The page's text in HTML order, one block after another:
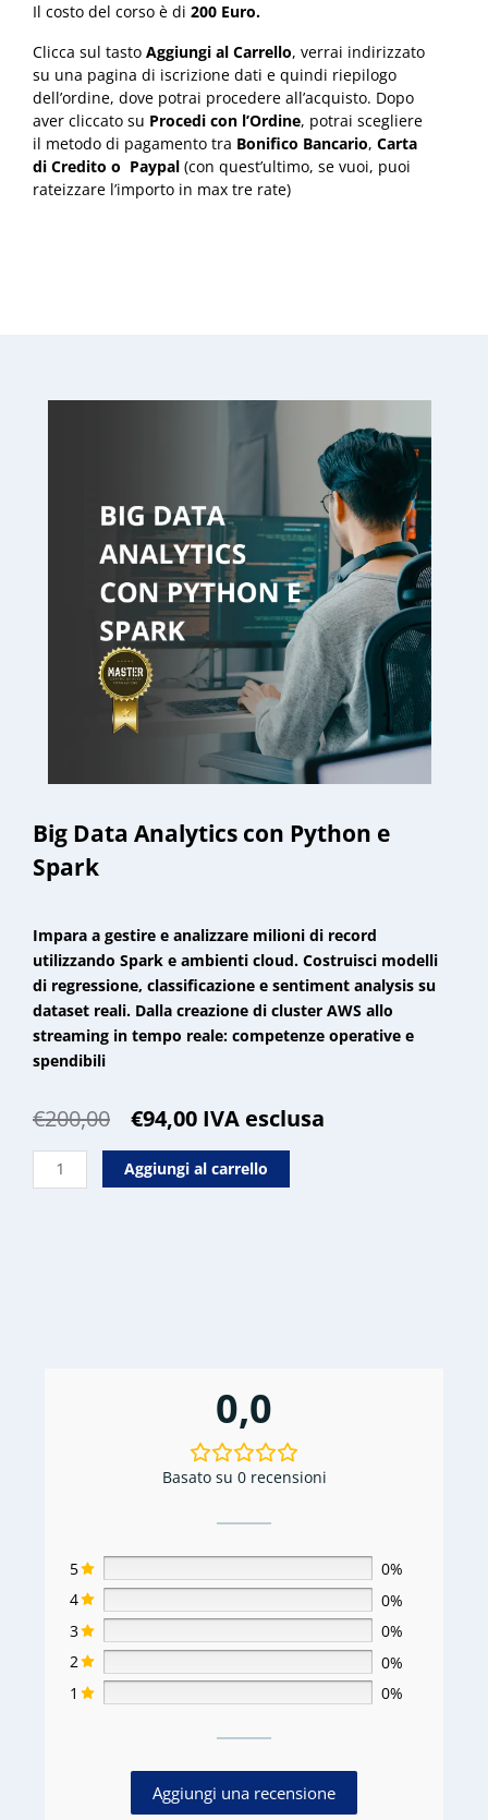
Il costo del corso è di 200 Euro.
Clicca sul tasto Aggiungi al Carrello, verrai indirizzato
su una pagina di iscrizione dati e quindi riepilogo
dell’ordine, dove potrai procedere all’acquisto. Dopo
aver cliccato su Procedi con l’Ordine, potrai scegliere
il metodo di pagamento tra Bonifico Bancario, Carta
di Credito o Paypal (con quest’ultimo, se vuoi, puoi
rateizzare l’importo in max tre rate)
Big Data Analytics con Python e
Spark
Impara a gestire e analizzare milioni di record
utilizzando Spark e ambienti cloud. Costruisci modelli
di regressione, classificazione e sentiment analysis su
dataset reali. Dalla creazione di cluster AWS allo
streaming in tempo reale: competenze operative e
spendibili
€200,00
Il
originale
era:
€94,00Il
attuale
è:
IVA esclusa
Data
Aggiungi al carrello
0,0
Basato su 0 recensioni
5
0%
4
0%
3
0%
2
0%
1
0%
Aggiungi una recensione